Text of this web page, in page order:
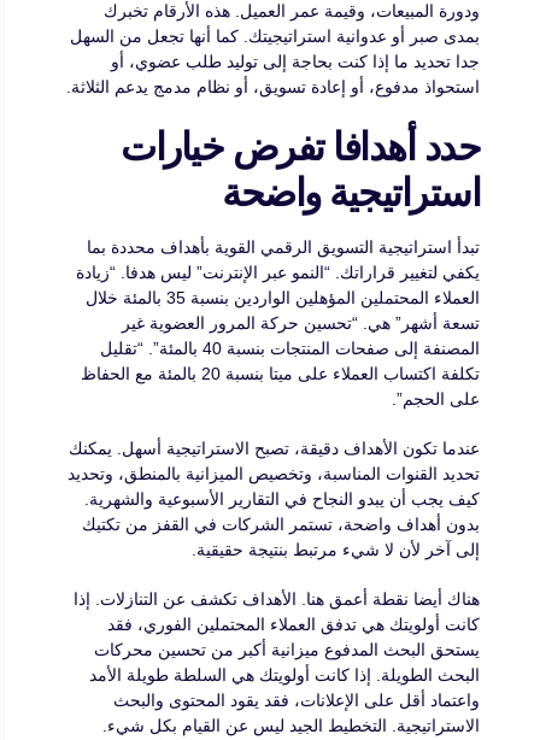
ودورة المبيعات، وقيمة عمر العميل. هذه الأرقام تخبرك
بمدى صبر أو عدوانية استراتيجيتك. كما أنها تجعل من السهل
جدا تحديد ما إذا كنت بحاجة إلى توليد طلب عضوي، أو
استحواذ مدفوع، أو إعادة تسويق، أو نظام مدمج يدعم الثلاثة.
حدد أهدافا تفرض خيارات
استراتيجية واضحة
تبدأ استراتيجية التسويق الرقمي القوية بأهداف محددة بما
يكفي لتغيير قراراتك. “النمو عبر الإنترنت” ليس هدفا. “زيادة
العملاء المحتملين المؤهلين الواردين بنسبة 35 بالمئة خلال
تسعة أشهر” هي. “تحسين حركة المرور العضوية غير
المصنفة إلى صفحات المنتجات بنسبة 40 بالمئة”. “تقليل
تكلفة اكتساب العملاء على ميتا بنسبة 20 بالمئة مع الحفاظ
على الحجم”.
عندما تكون الأهداف دقيقة، تصبح الاستراتيجية أسهل. يمكنك
تحديد القنوات المناسبة، وتخصيص الميزانية بالمنطق، وتحديد
كيف يجب أن يبدو النجاح في التقارير الأسبوعية والشهرية.
بدون أهداف واضحة، تستمر الشركات في القفز من تكتيك
إلى آخر لأن لا شيء مرتبط بنتيجة حقيقية.
هناك أيضا نقطة أعمق هنا. الأهداف تكشف عن التنازلات. إذا
كانت أولويتك هي تدفق العملاء المحتملين الفوري، فقد
يستحق البحث المدفوع ميزانية أكبر من تحسين محركات
البحث الطويلة. إذا كانت أولويتك هي السلطة طويلة الأمد
واعتماد أقل على الإعلانات، فقد يقود المحتوى والبحث
الاستراتيجية. التخطيط الجيد ليس عن القيام بكل شيء.